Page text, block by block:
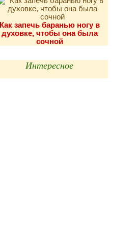
Как запечь баранью ногу в
духовке, чтобы она была
сочной
Интересное